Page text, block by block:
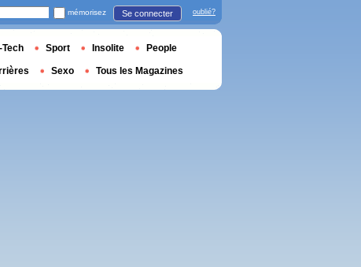
mémorisez Se connecter oublié?
Tech Sport Insolite People
Sexo Tous les Magazines